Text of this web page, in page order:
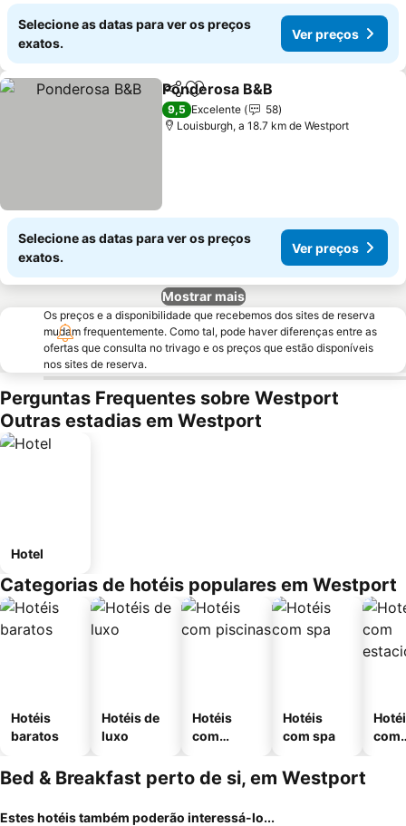
Selecione as datas para ver os preços
exatos.
Ver preços
PartilharAdicionar aos favoritos
Ponderosa B&B
9,5 Excelente
58
Louisburgh, a 18.7 km de Westport
Selecione as datas para ver os preços
exatos.
Ver preços
Mostrar mais
Os preços e a disponibilidade que recebemos dos sites de reserva
mudam frequentemente. Como tal, pode haver diferenças entre as
ofertas que consulta no trivago e os preços que estão disponíveis
nos sites de reserva.
Perguntas Frequentes sobre Westport
Outras estadias em Westport
Hotel
Categorias de hotéis populares em Westport
Hotéis
baratos
Hotéis de
luxo
Hotéis
com
Hotéis
com spa
com
Bed & Breakfast perto de si, em Westport
Estes hotéis também poderão interessá-lo...